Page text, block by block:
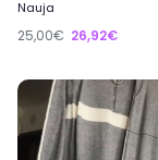
Nauja
25,00€ 26,92€